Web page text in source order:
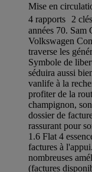
Mise en
4 rapports 2
années 70. Sam
Volkswagen
traverse les
Symbole de
séduira aussi
vanlife à la
profiter de la
champignon,
dossier de
rassurant pour
1.6 Flat 4
factures à
nombreuses
(factures